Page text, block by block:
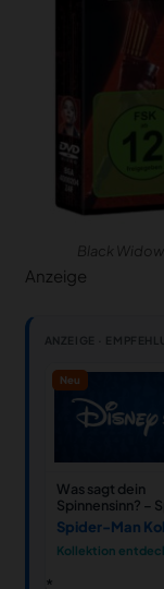
Black
Anzeige
ANZEIGE ·
Neu
Was sagt dein
Spinnensinn? –
Man Styles
Spider-Man
Kollektion